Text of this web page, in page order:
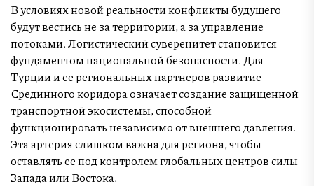
В условиях новой реальности конфликты будущего
будут вестись не за территории, а за управление
потоками. Логистический суверенитет становится
фундаментом национальной безопасности. Для
Турции и ее региональных партнеров развитие
Срединного коридора означает создание защищенной
транспортной экосистемы, способной
функционировать независимо от внешнего давления.
Эта артерия слишком важна для региона, чтобы
оставлять ее под контролем глобальных центров силы
Запада или Востока.